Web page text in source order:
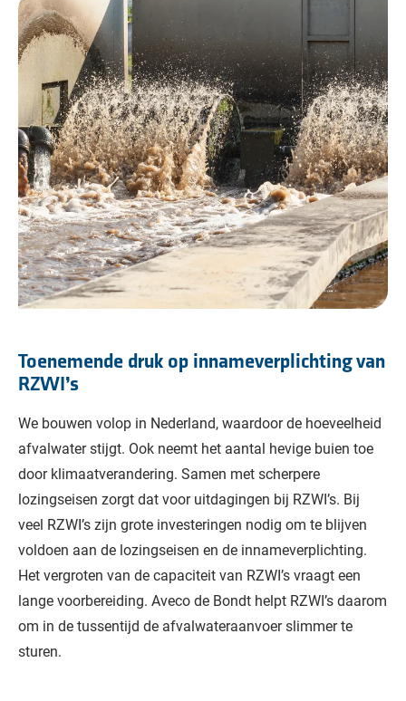
Toenemende druk op innameverplichting van
RZWI’s
We bouwen volop in Nederland, waardoor de hoeveelheid
afvalwater stijgt. Ook neemt het aantal hevige buien toe
door klimaatverandering. Samen met scherpere
lozingseisen zorgt dat voor uitdagingen bij RZWI’s. Bij
veel RZWI’s zijn grote investeringen nodig om te blijven
voldoen aan de lozingseisen en de innameverplichting.
Het vergroten van de capaciteit van RZWI’s vraagt een
lange voorbereiding. Aveco de Bondt helpt RZWI’s daarom
om in de tussentijd de afvalwateraanvoer slimmer te
sturen.